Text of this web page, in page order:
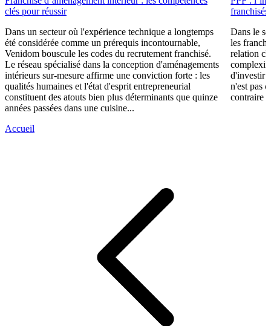
clés pour réussir
Dans un secteur où l'expérience technique a longtemps
été considérée comme un prérequis incontournable,
Venidom bouscule les codes du recrutement franchisé.
Le réseau spécialisé dans la conception d'aménagements
intérieurs sur-mesure affirme une conviction forte : les
qualités humaines et l'état d'esprit entrepreneurial
constituent des atouts bien plus déterminants que quinze
années passées dans une cuisine...
franchisés
Dans le
les
relation
d'investir
n'est pas
contraire
Accueil